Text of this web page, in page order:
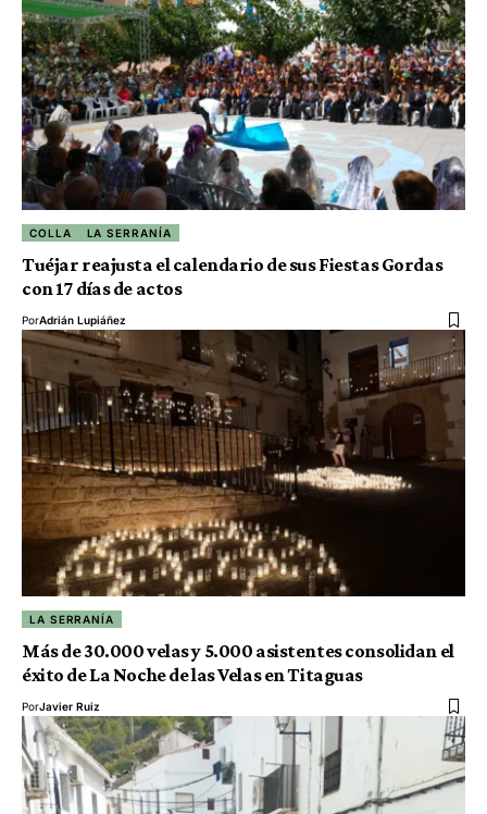
COLLA LA SERRANÍA
Tuéjar reajusta el calendario de sus Fiestas Gordas
con 17 días de actos
PorAdrián Lupiáñez
LA SERRANÍA
Más de 30.000 velas y 5.000 asistentes consolidan el
éxito de La Noche de las Velas en Titaguas
PorJavier Ruiz